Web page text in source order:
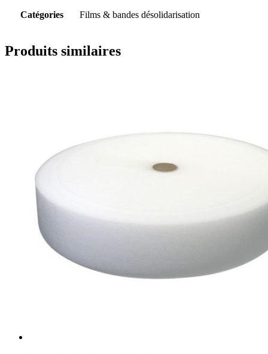
Catégories Films & bandes désolidarisation
Produits similaires